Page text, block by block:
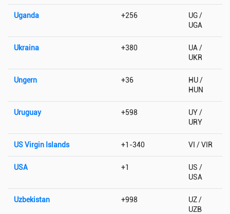
Uganda +256
UG /
UGA
Ukraina +380
UA /
UKR
Ungern +36
HU /
HUN
Uruguay +598
UY /
URY
US Virgin Islands +1-340 VI / VIR
USA +1
US /
USA
Uzbekistan +998
UZ /
UZB